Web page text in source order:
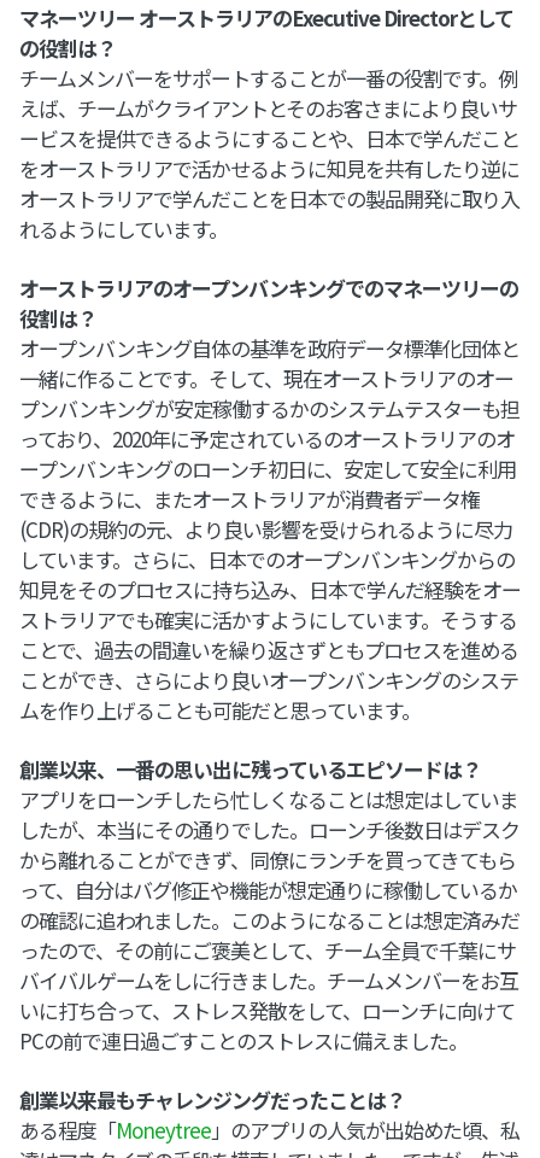
マネーツリー オーストラリアのExecutive Directorとして
の役割は？
チームメンバーをサポートすることが一番の役割です。例
えば、チームがクライアントとそのお客さまにより良いサ
ービスを提供できるようにすることや、日本で学んだこと
をオーストラリアで活かせるように知見を共有したり逆に
オーストラリアで学んだことを日本での製品開発に取り入
れるようにしています。
オーストラリアのオープンバンキングでのマネーツリーの
役割は？
オープンバンキング自体の基準を政府データ標準化団体と
一緒に作ることです。そして、現在オーストラリアのオー
プンバンキングが安定稼働するかのシステムテスターも担
っており、2020年に予定されているのオーストラリアのオ
ープンバンキングのローンチ初日に、安定して安全に利用
できるように、またオーストラリアが消費者データ権
(CDR)の規約の元、より良い影響を受けられるように尽力
しています。さらに、日本でのオープンバンキングからの
知見をそのプロセスに持ち込み、日本で学んだ経験をオー
ストラリアでも確実に活かすようにしています。そうする
ことで、過去の間違いを繰り返さずともプロセスを進める
ことができ、さらにより良いオープンバンキングのシステ
ムを作り上げることも可能だと思っています。
創業以来、一番の思い出に残っているエピソードは？
アプリをローンチしたら忙しくなることは想定はしていま
したが、本当にその通りでした。ローンチ後数日はデスク
から離れることができず、同僚にランチを買ってきてもら
って、自分はバグ修正や機能が想定通りに稼働しているか
の確認に追われました。このようになることは想定済みだ
ったので、その前にご褒美として、チーム全員で千葉にサ
バイバルゲームをしに行きました。チームメンバーをお互
いに打ち合って、ストレス発散をして、ローンチに向けて
PCの前で連日過ごすことのストレスに備えました。
創業以来最もチャレンジングだったことは？
ある程度「Moneytree」のアプリの人気が出始めた頃、私